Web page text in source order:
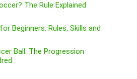
The Rule Explained
Beginners: Rules, Skills and
Ball: The Progression